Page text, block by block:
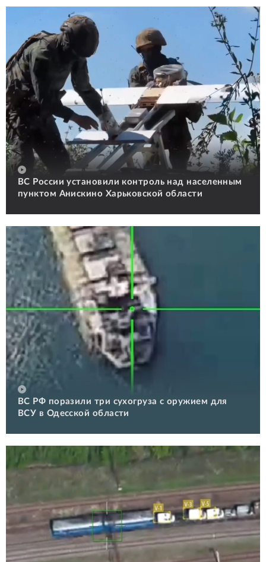
ВС России установили контроль над населенным
пунктом Анискино Харьковской области
ВС РФ поразили три сухогруза с оружием для
ВСУ в Одесской области